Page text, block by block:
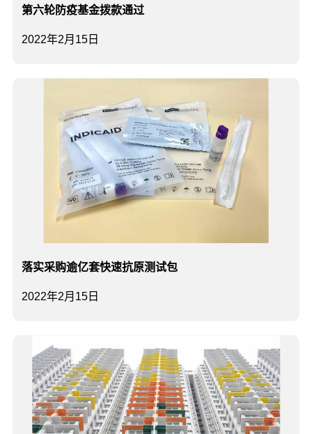
2022年2月15日
第六轮防疫基金拨款通过
2022年2月15日
落实采购逾亿套快速抗原测试包